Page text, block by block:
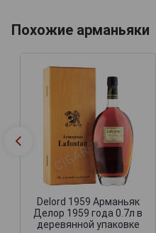
Похожие арманьяки
Delord 1959 Арманьяк
Делор 1959 года 0.7л в
деревянной упаковке